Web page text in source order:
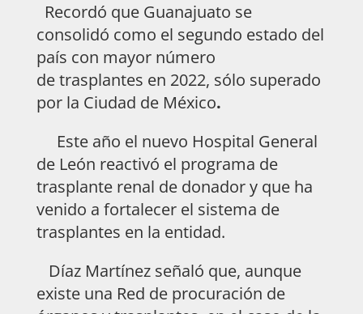
Recordó que Guanajuato se
consolidó como el segundo estado del
país con mayor número
de trasplantes en 2022, sólo superado
por la Ciudad de México.
Este año el nuevo Hospital General
de León reactivó el programa de
trasplante renal de donador y que ha
venido a fortalecer el sistema de
trasplantes en la entidad.
Díaz Martínez señaló que, aunque
existe una Red de procuración de